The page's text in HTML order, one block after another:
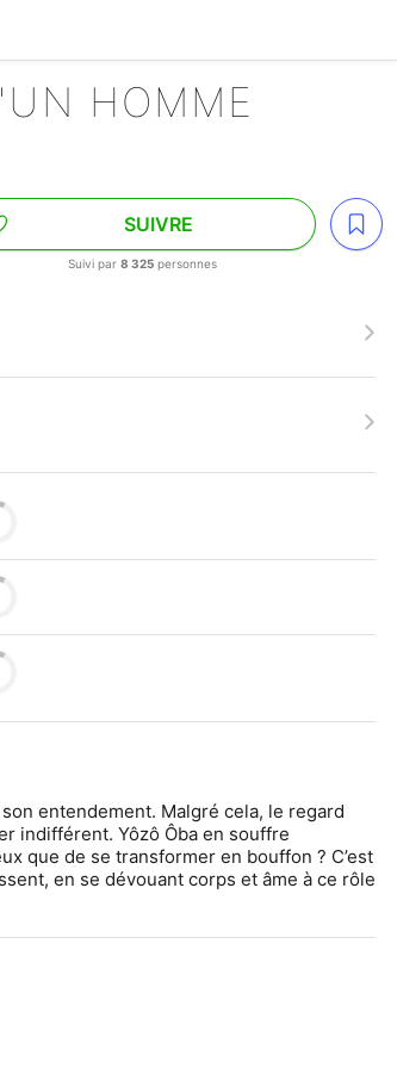
HOMME
SUIVRE
Suivi par8 325 personnes
entendement. Malgré cela, le regard
indifférent. Yôzô Ôba en souffre
que de se transformer en bouffon ? C’est
en se dévouant corps et âme à ce rôle